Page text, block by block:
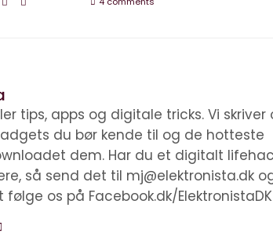
tips, apps og digitale tricks. Vi skriver
du bør kende til og de hotteste
dem. Har du et digitalt
så send det til mj@elektronista.dk
os på Facebook.dk/ElektronistaDK